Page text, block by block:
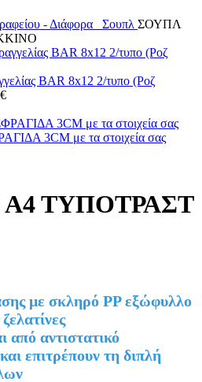
- Διάφορα Σουπλ ΣΟΥΠΛ
BAR 8x12 2/τυπο (Ροζ
€
3CM με τα στοιχεία σας
ΤΥΠΟΤΡΑΣΤ
με σκληρό PP εξώφυλλο
από αντιστατικό
επιτρέπουν τη διπλή